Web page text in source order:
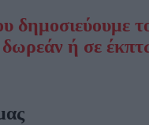
δημοσιεύουμε
δωρεάν ή σε